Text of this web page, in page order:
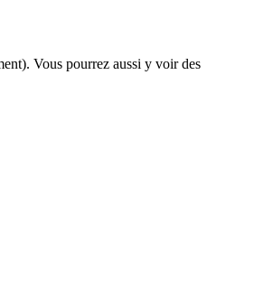
Vous pourrez aussi y voir des